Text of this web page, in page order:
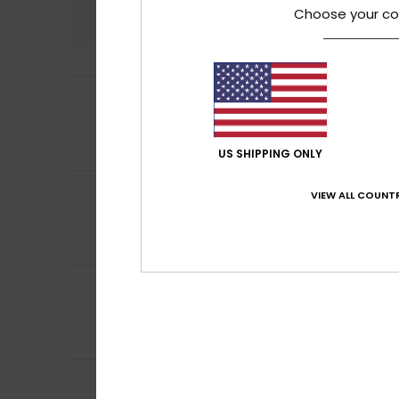
Myriam
Produit trop
Confort
Je
Fabrice15 février
Choose your
US SHIPPING ONLY
VIEW ALL